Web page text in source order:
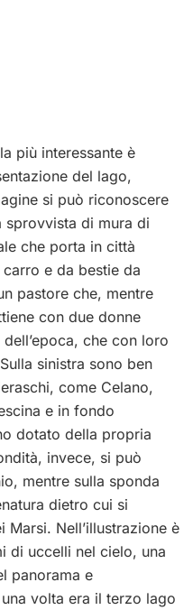
più interessante è
del lago,
si può riconoscere
sprovvista di mura di
che porta in città
e da bestie da
pastore che, mentre
con due donne
che con loro
sinistra sono ben
come Celano,
e in fondo
dotato della propria
invece, si può
mentre sulla sponda
dietro cui si
Marsi. Nell’illustrazione è
di uccelli nel cielo, una
panorama e
volta era il terzo lago